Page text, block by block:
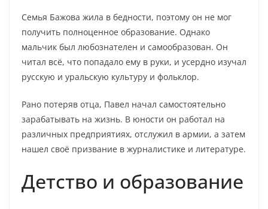
Семья Бажова жила в бедности, поэтому он не мог
получить полноценное образование. Однако
мальчик был любознателен и самообразован. Он
читал всё, что попадало ему в руки, и усердно изучал
русскую и уральскую культуру и фольклор.
Рано потеряв отца, Павел начал самостоятельно
зарабатывать на жизнь. В юности он работал на
различных предприятиях, отслужил в армии, а затем
нашел своё призвание в журналистике и литературе.
Детство и образование